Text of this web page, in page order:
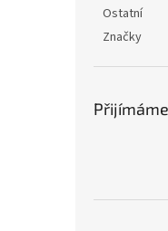
Ostatní
Značky